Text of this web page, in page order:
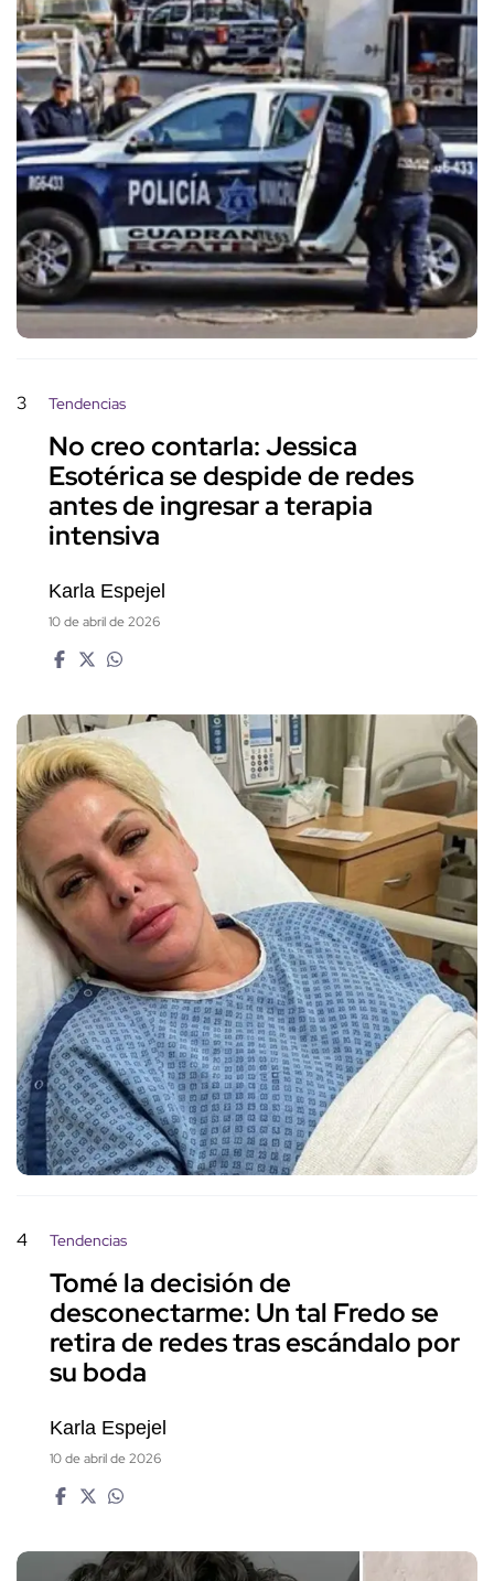
3 Tendencias
No creo contarla: Jessica
Esotérica se despide de redes
antes de ingresar a terapia
intensiva
Karla Espejel
10 de abril de 2026
4 Tendencias
Tomé la decisión de
desconectarme: Un tal Fredo se
retira de redes tras escándalo por
su boda
Karla Espejel
10 de abril de 2026